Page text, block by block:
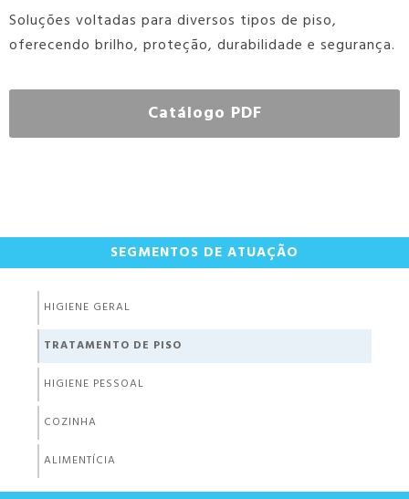
Soluções voltadas para diversos tipos de piso,
oferecendo brilho, proteção, durabilidade e segurança.
Catálogo PDF
SEGMENTOS DE ATUAÇÃO
HIGIENE GERAL
TRATAMENTO DE PISO
HIGIENE PESSOAL
COZINHA
ALIMENTÍCIA